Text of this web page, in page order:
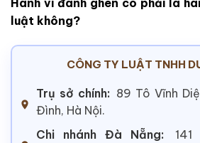
Hành vi đánh ghen có phải là
luật không?
CÔNG TY LUẬT TNHH
Trụ sở chính: 89 Tô Vĩnh
Đình, Hà Nội.
Chi nhánh Đà Nẵng:
141